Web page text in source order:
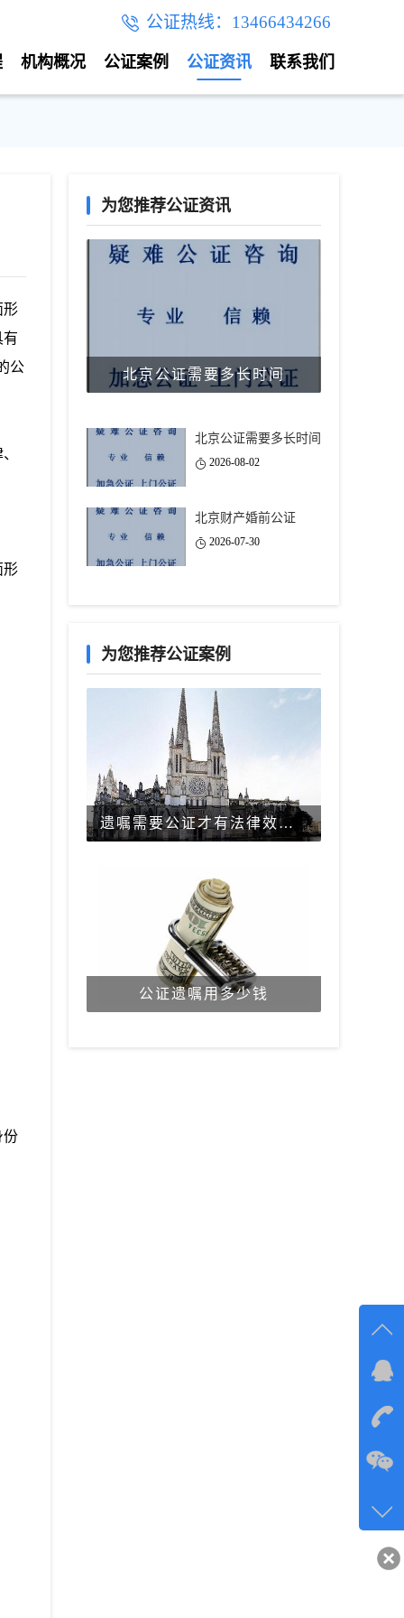
公证热线：13466434266
联系我们
公证资讯
公证案例
机构概况
形
有
公
形
份
为您推荐公证资讯
北京公证需要多长时间
北京公证需要多长时间
2026-08-02
北京财产婚前公证
2026-07-30
为您推荐公证案例
遗嘱需要公证才有法律效力吗？
公证遗嘱用多少钱
在线
咨询
客服